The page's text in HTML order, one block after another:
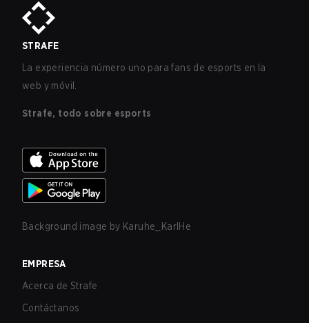
STRAFE
La experiencia número uno para fans de esports en la
web y móvil.
Strafe, todo sobre esports
Background image by Karuhe_KarlHe
EMPRESA
Acerca de Strafe
Contáctanos